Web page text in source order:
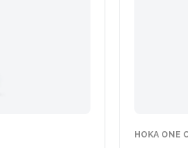
достаточную гибкость для
HOKA ONE